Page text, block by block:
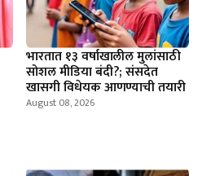
भारतात १३ वर्षाखालील मुलांसाठी
सोशल मीडिया बंदी?; संसदेत
खासगी विधेयक आणण्याची तयारी
August 08, 2026